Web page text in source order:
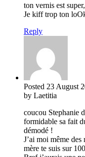
ton vernis est
Je kiff trop ton
Reply
Posted 23 August
by Laetitia
coucou Stephanie
formidable sa fait
démodé !
J’ai moi même des
mère te suis sur